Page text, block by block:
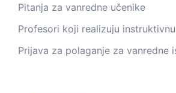
Pitanja za vanredne učenike
Profesori koji realizuju
Prijava za polaganje za vanredne